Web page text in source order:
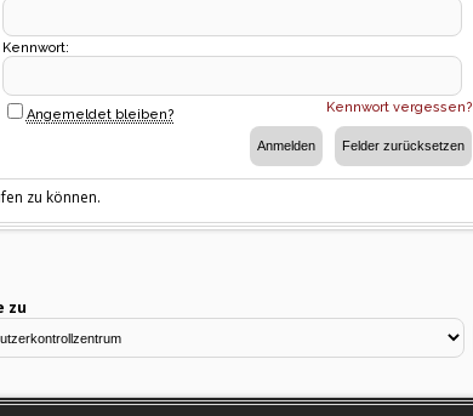
Kennwort:
Kennwort vergessen?
Angemeldet bleiben?
zu können.
zu